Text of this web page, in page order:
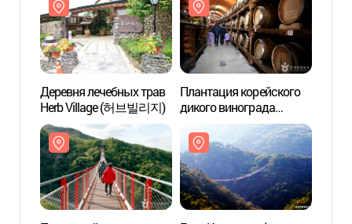
Деревня лечебных трав
Herb Village (허브빌리지)
Плантация корейского
дикого винограда
Санмору (산머루농원)